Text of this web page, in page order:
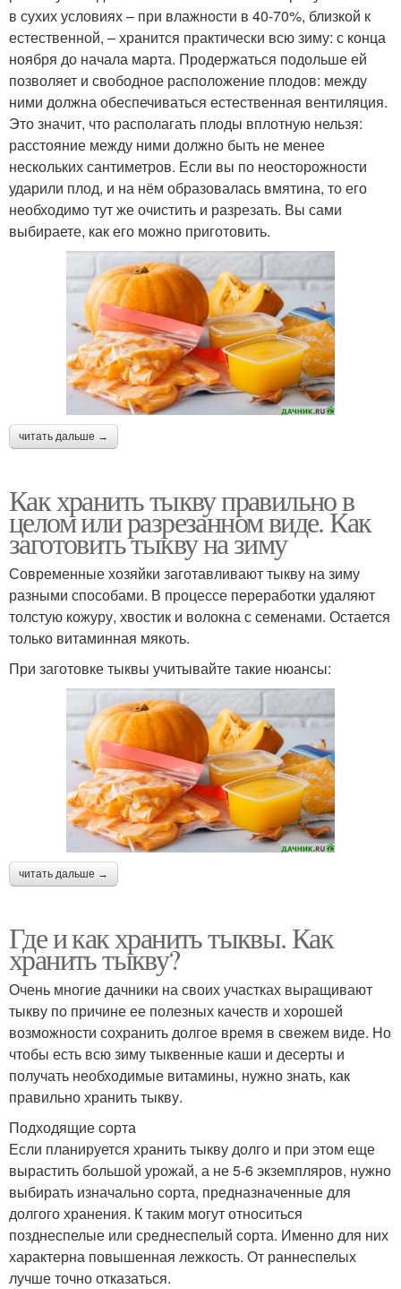
в сухих условиях – при влажности в 40-70%, близкой к
естественной, – хранится практически всю зиму: с конца
ноября до начала марта. Продержаться подольше ей
позволяет и свободное расположение плодов: между
ними должна обеспечиваться естественная вентиляция.
Это значит, что располагать плоды вплотную нельзя:
расстояние между ними должно быть не менее
нескольких сантиметров. Если вы по неосторожности
ударили плод, и на нём образовалась вмятина, то его
необходимо тут же очистить и разрезать. Вы сами
выбираете, как его можно приготовить.
читать дальше →
Как хранить тыкву правильно в
целом или разрезанном виде. Как
заготовить тыкву на зиму
Современные хозяйки заготавливают тыкву на зиму
разными способами. В процессе переработки удаляют
толстую кожуру, хвостик и волокна с семенами. Остается
только витаминная мякоть.
При заготовке тыквы учитывайте такие нюансы:
читать дальше →
Где и как хранить тыквы. Как
хранить тыкву?
Очень многие дачники на своих участках выращивают
тыкву по причине ее полезных качеств и хорошей
возможности сохранить долгое время в свежем виде. Но
чтобы есть всю зиму тыквенные каши и десерты и
получать необходимые витамины, нужно знать, как
правильно хранить тыкву.
Подходящие сорта
Если планируется хранить тыкву долго и при этом еще
вырастить большой урожай, а не 5-6 экземпляров, нужно
выбирать изначально сорта, предназначенные для
долгого хранения. К таким могут относиться
позднеспелые или среднеспелый сорта. Именно для них
характерна повышенная лежкость. От раннеспелых
лучше точно отказаться.